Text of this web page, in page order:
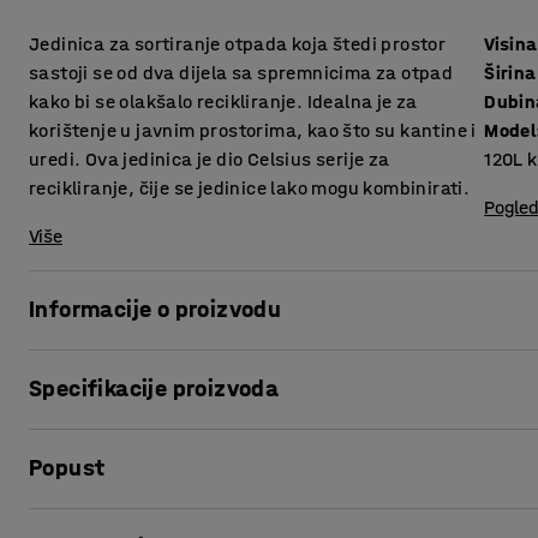
Jedinica za sortiranje otpada koja štedi prostor
sastoji se od dva dijela sa spremnicima za otpad
kako bi se olakšalo recikliranje. Idealna je za
korištenje u javnim prostorima, kao što su kantine i
uredi. Ova jedinica je dio Celsius serije za
recikliranje, čije se jedinice lako mogu kombinirati.
Više
Visina
Širina
Model
120L
Informacije o proizvodu
odgovarati dizajnu i stilu ostalog namještaja i opreme!
prostora, uključujući urede, kantine, fotokopirnice i druga
Specifikacije proizvoda
Širina: 1100
Popust
Ispis stranice